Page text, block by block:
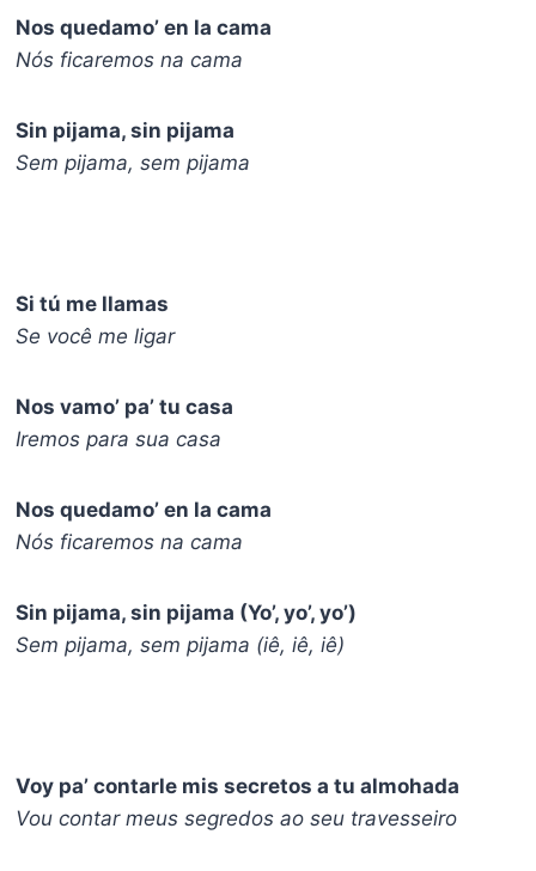
Nos quedamo’ en la cama
Nós ficaremos na cama
Sin pijama, sin pijama
Sem pijama, sem pijama
Si tú me llamas
Se você me ligar
Nos vamo’ pa’ tu casa
Iremos para sua casa
Nos quedamo’ en la cama
Nós ficaremos na cama
Sin pijama, sin pijama (Yo’, yo’, yo’)
Sem pijama, sem pijama (iê, iê, iê)
Voy pa’ contarle mis secretos a tu almohada
Vou contar meus segredos ao seu travesseiro